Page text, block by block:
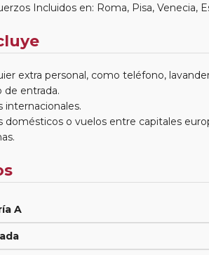
Incluidos en: Roma, Pisa, Venecia,
extra personal, como teléfono,
de entrada.
internacionales.
domésticos o vuelos entre capitales
A